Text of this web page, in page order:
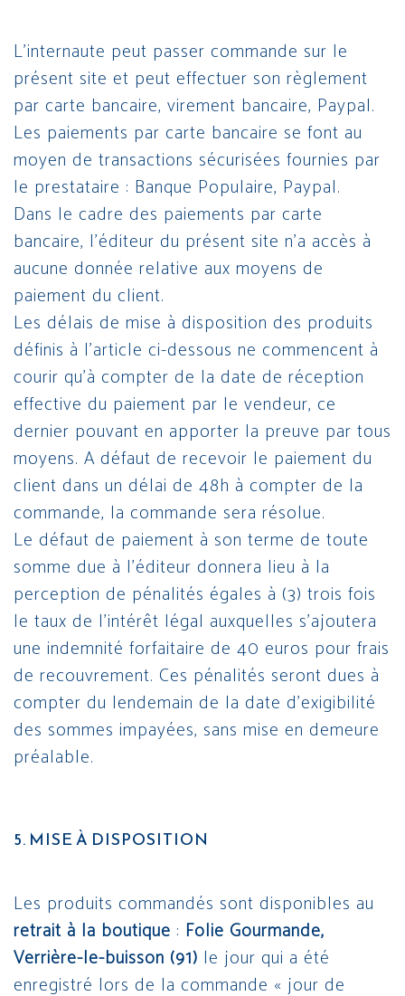
L’internaute peut passer commande sur le
présent site et peut effectuer son règlement
par carte bancaire, virement bancaire, Paypal.
Les paiements par carte bancaire se font au
moyen de transactions sécurisées fournies par
le prestataire : Banque Populaire, Paypal.
Dans le cadre des paiements par carte
bancaire, l’éditeur du présent site n’a accès à
aucune donnée relative aux moyens de
paiement du client.
Les délais de mise à disposition des produits
définis à l’article ci-dessous ne commencent à
courir qu’à compter de la date de réception
effective du paiement par le vendeur, ce
dernier pouvant en apporter la preuve par tous
moyens. A défaut de recevoir le paiement du
client dans un délai de 48h à compter de la
commande, la commande sera résolue.
Le défaut de paiement à son terme de toute
somme due à l’éditeur donnera lieu à la
perception de pénalités égales à (3) trois fois
le taux de l’intérêt légal auxquelles s’ajoutera
une indemnité forfaitaire de 40 euros pour frais
de recouvrement. Ces pénalités seront dues à
compter du lendemain de la date d’exigibilité
des sommes impayées, sans mise en demeure
préalable.
5. MISE À DISPOSITION
Les produits commandés sont disponibles au
retrait à la boutique : Folie Gourmande,
Verrière-le-buisson (91) le jour qui a été
enregistré lors de la commande « jour de